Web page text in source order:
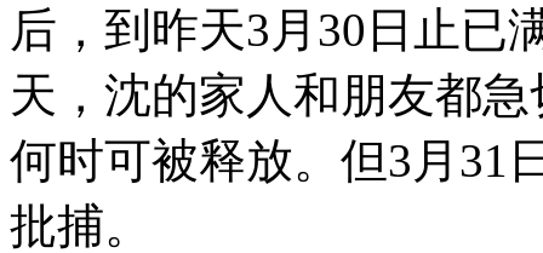
后，到昨天3月30日止已
天，沈的家人和朋友都
何时可被释放。但3月31
批捕。